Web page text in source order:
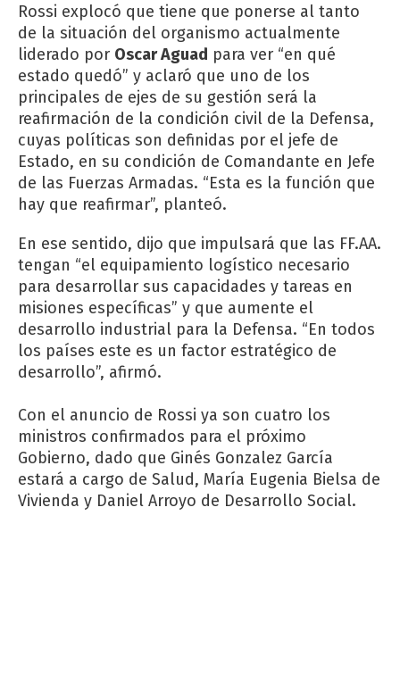
Rossi explocó que tiene que ponerse al tanto
de la situación del organismo actualmente
liderado por Oscar Aguad para ver “en qué
estado quedó” y aclaró que uno de los
principales de ejes de su gestión será la
reafirmación de la condición civil de la Defensa,
cuyas políticas son definidas por el jefe de
Estado, en su condición de Comandante en Jefe
de las Fuerzas Armadas. “Esta es la función que
hay que reafirmar”, planteó.
En ese sentido, dijo que impulsará que las FF.AA.
tengan “el equipamiento logístico necesario
para desarrollar sus capacidades y tareas en
misiones específicas” y que aumente el
desarrollo industrial para la Defensa. “En todos
los países este es un factor estratégico de
desarrollo”, afirmó.
Con el anuncio de Rossi ya son cuatro los
ministros confirmados para el próximo
Gobierno, dado que Ginés Gonzalez García
estará a cargo de Salud, María Eugenia Bielsa de
Vivienda y Daniel Arroyo de Desarrollo Social.